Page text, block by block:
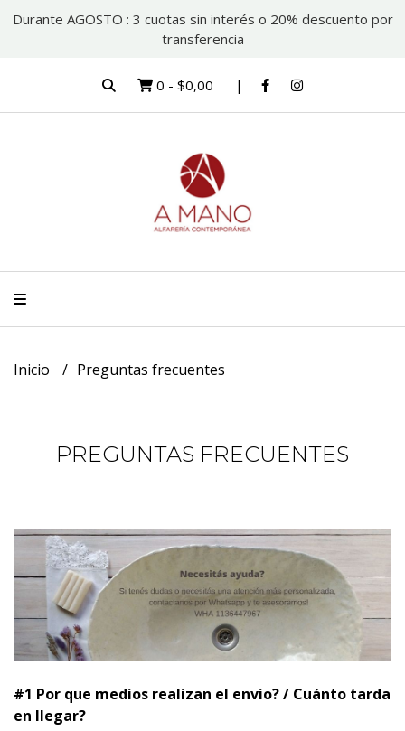
Durante AGOSTO : 3 cuotas sin interés o 20% descuento por
transferencia
0 - $0,00
Inicio Preguntas frecuentes
PREGUNTAS FRECUENTES
#1 Por que medios realizan el envio? / Cuánto tarda
en llegar?